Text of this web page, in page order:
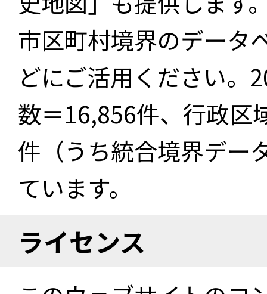
市区町村境界のデータ
どにご活用ください。
数＝16,856件、行政区
件（うち統合境界デー
ています。
ライセンス